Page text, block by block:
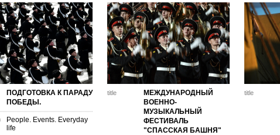
ПОДГОТОВКА К ПАРАДУ
ПОБЕДЫ.
People. Events. Everyday
life
title
МЕЖДУНАРОДНЫЙ
ВОЕННО-
МУЗЫКАЛЬНЫЙ
ФЕСТИВАЛЬ
"СПАССКАЯ БАШНЯ"
title